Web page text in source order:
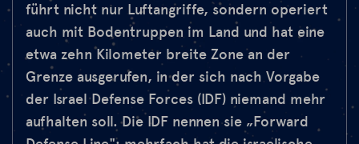
führt nicht nur Luftangriffe, sondern operiert
auch mit Bodentruppen im Land und hat eine
etwa zehn Kilometer breite Zone an der
Grenze ausgerufen, in der sich nach Vorgabe
der Israel Defense Forces (IDF) niemand mehr
aufhalten soll. Die IDF nennen sie „Forward